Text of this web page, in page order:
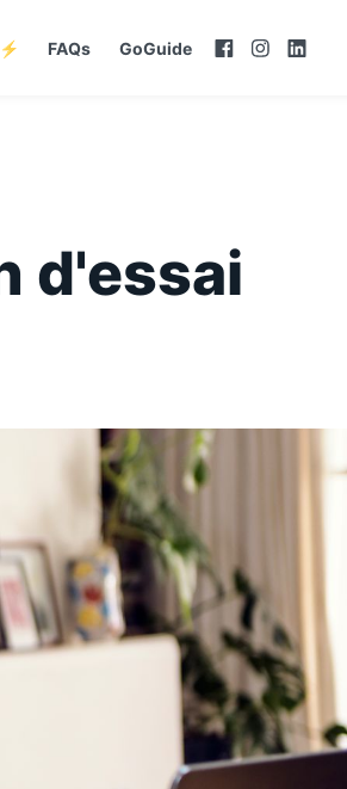
FAQs GoGuide
d'essai